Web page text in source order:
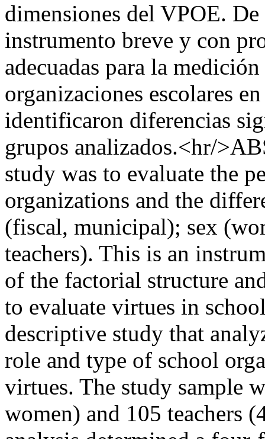
dimensiones del VPOE.
instrumento breve y con
adecuadas para la
organizaciones escolares
identificaron diferencias
grupos analizados.<hr/
study was to evaluate the
organizations and the
(fiscal, municipal); sex
teachers). This is an
of the factorial structure
to evaluate virtues in
descriptive study that
role and type of school
virtues. The study sample
women) and 105 teachers